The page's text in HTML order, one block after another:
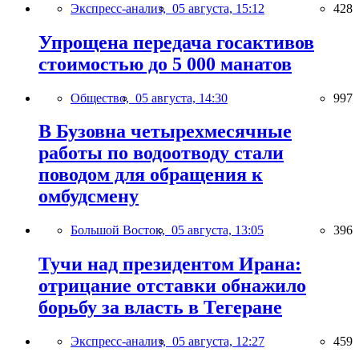
Экспресс-анализ, 05 августа, 15:12 428
Упрощена передача госактивов
стоимостью до 5 000 манатов
Общество, 05 августа, 14:30 997
В Бузовна четырехмесячные
работы по водоотводу стали
поводом для обращения к
омбудсмену
Большой Восток, 05 августа, 13:05 396
Тучи над президентом Ирана:
отрицание отставки обнажило
борьбу за власть в Тегеране
Экспресс-анализ, 05 августа, 12:27 459